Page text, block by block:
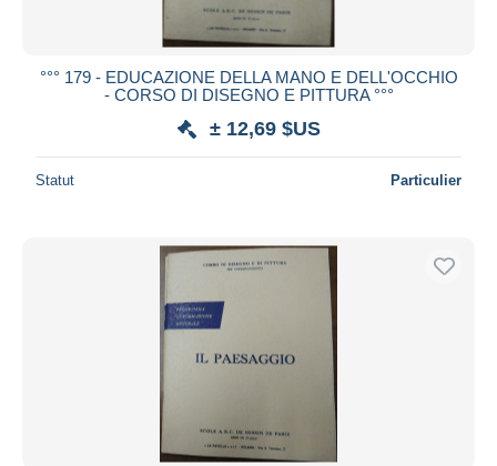
°°° 179 - EDUCAZIONE DELLA MANO E DELL'OCCHIO
- CORSO DI DISEGNO E PITTURA °°°
± 12,69 $US
Statut Particulier